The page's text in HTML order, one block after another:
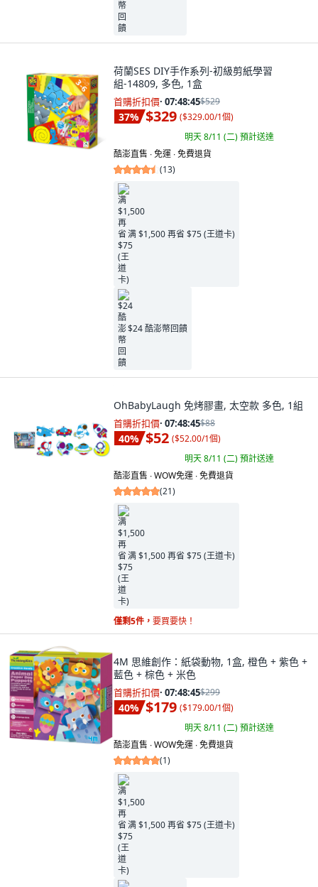
荷蘭SES DIY手作系列-初級剪紙學習
組-14809, 多色, 1盒
首購折扣價· 07:48:44$529
37% $329 ($329.00/1個)
明天 8/11 (二)預計送達
酷澎直售 ∙ 免運 ∙ 免費退貨
(13)
满 $1,500 再省 $75 (王道卡)
$24 酷澎幣回饋
OhBabyLaugh 免烤膠畫, 太空款 多色, 1組
首購折扣價· 07:48:44$88
40% $52 ($52.00/1個)
明天 8/11 (二)預計送達
酷澎直售 ∙ WOW免運 ∙ 免費退貨
(21)
满 $1,500 再省 $75 (王道卡)
僅剩5件， 要買要快！
4M 思維創作：紙袋動物, 1盒, 橙色 + 紫色 +
藍色 + 棕色 + 米色
首購折扣價· 07:48:44$299
40% $179 ($179.00/1個)
明天 8/11 (二)預計送達
酷澎直售 ∙ WOW免運 ∙ 免費退貨
(1)
满 $1,500 再省 $75 (王道卡)